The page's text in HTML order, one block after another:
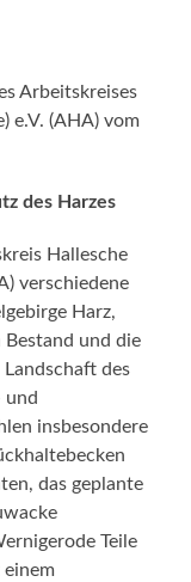
Arbeitskreises
e.V. (AHA) vom
des Harzes
Hallesche
verschiedene
Harz,
Bestand und die
des
und
insbesondere
das geplante
Teile